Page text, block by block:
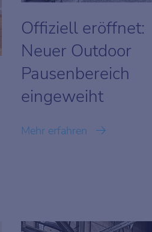
Offiziell eröffnet:
Neuer Outdoor
Pausenbereich
eingeweiht
Mehr erfahren